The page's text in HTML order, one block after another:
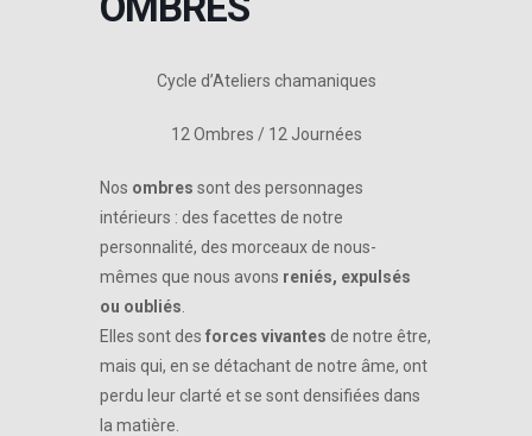
Cycle d’Ateliers chamaniques
12 Ombres / 12 Journées
Nos ombres sont des personnages
intérieurs : des facettes de notre
personnalité, des morceaux de nous-
mêmes que nous avons reniés, expulsés
ou oubliés
Elles sont des forces vivantes de notre être,
mais qui, en se détachant de notre âme, ont
perdu leur clarté et se sont densifiées dans
la matière.